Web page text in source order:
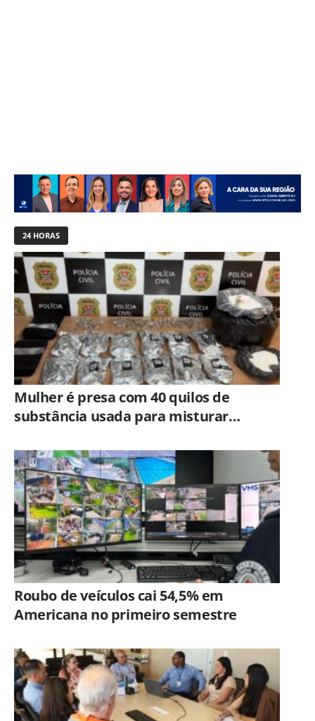
24 HORAS
Mulher é presa com 40 quilos de
substância usada para misturar
Piracicaba
Roubo de veículos cai 54,5% em
Americana no primeiro semestre